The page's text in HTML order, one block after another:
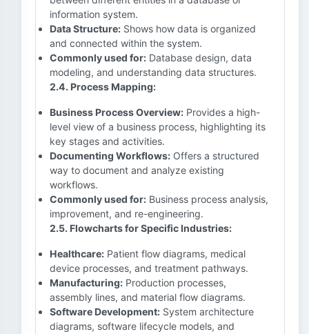
information system.
Data Structure: Shows how data is organized
and connected within the system.
Commonly used for: Database design, data
modeling, and understanding data structures.
2.4. Process Mapping:
Business Process Overview: Provides a high-
level view of a business process, highlighting its
key stages and activities.
Documenting Workflows: Offers a structured
way to document and analyze existing
workflows.
Commonly used for: Business process analysis,
improvement, and re-engineering.
2.5. Flowcharts for Specific Industries:
Healthcare: Patient flow diagrams, medical
device processes, and treatment pathways.
Manufacturing: Production processes,
assembly lines, and material flow diagrams.
Software Development: System architecture
diagrams, software lifecycle models, and